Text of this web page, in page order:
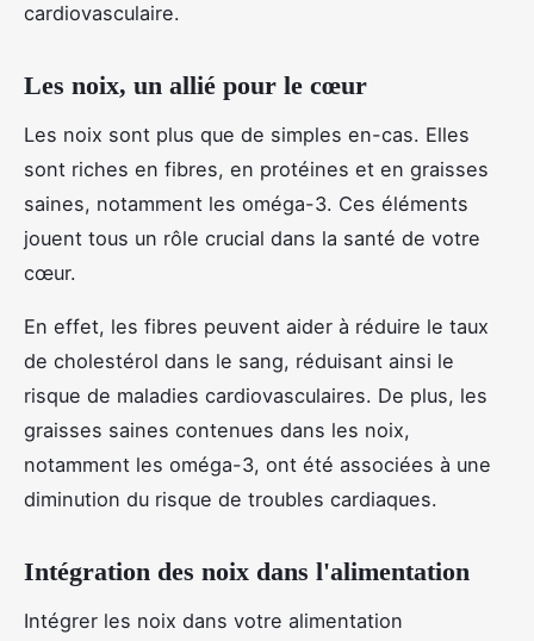
cardiovasculaire.
Les noix, un allié pour le cœur
Les noix sont plus que de simples en-cas. Elles
sont riches en fibres, en protéines et en graisses
saines, notamment les oméga-3. Ces éléments
jouent tous un rôle crucial dans la santé de votre
cœur.
En effet, les fibres peuvent aider à réduire le taux
de cholestérol dans le sang, réduisant ainsi le
risque de maladies cardiovasculaires. De plus, les
graisses saines contenues dans les noix,
notamment les oméga-3, ont été associées à une
diminution du risque de troubles cardiaques.
Intégration des noix dans l'alimentation
Intégrer les noix dans votre alimentation